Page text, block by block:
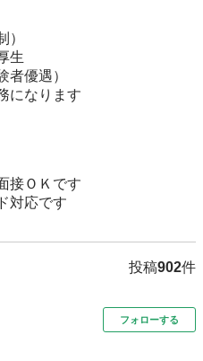
）
生
者優遇）
になります
接ＯＫです
対応です
投稿902件
フォローする